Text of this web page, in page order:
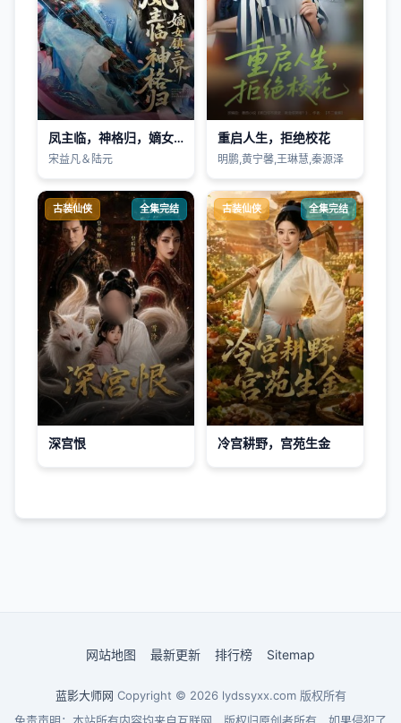
凤主临，神格归，嫡女镇三界
宋益凡＆陆元
重启人生，拒绝校花
明鹏,黄宁馨,王琳慧,秦源泽
古装仙侠 全集完结
深宫恨
古装仙侠 全集完结
冷宫耕野，宫苑生金
网站地图 最新更新 排行榜 Sitemap
蓝影大师网 Copyright © 2026 lydssyxx.com 版权所有